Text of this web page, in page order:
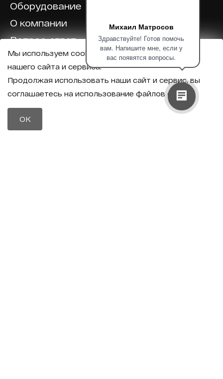
Михаил Матросов
Здравствуйте! Готов помочь
вам. Напишите мне, если у
вас появятся вопросы.
Оборудование
О компании
Вопрос-ответ
Отзывы
Политика конфиденциальности
Политика обработки персональных данных
8 (800) 600-40-37
Мы используем cookie для корректной работы
нашего сайта и сервиса.
Продолжая использовать наши сайт и сервис, вы
соглашаетесь на использование файлов cookie.
OK